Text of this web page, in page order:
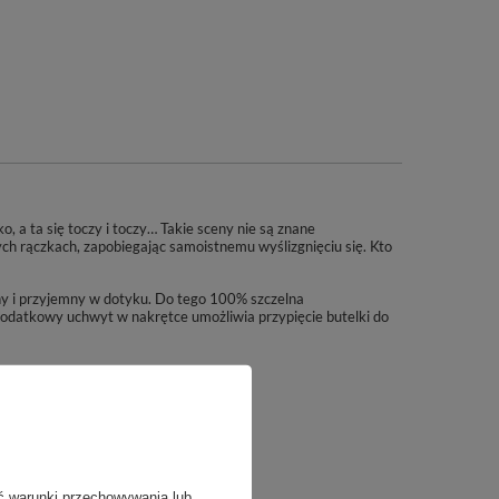
a ta się toczy i toczy… Takie sceny nie są znane
rączkach, zapobiegając samoistnemu wyślizgnięciu się. Kto
i przyjemny w dotyku. Do tego 100% szczelna
uchwyt w nakrętce umożliwia przypięcie butelki do